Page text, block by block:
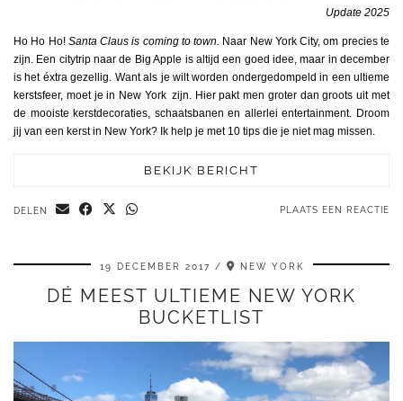
Update 2025
Ho Ho Ho! Santa Claus is coming to town. Naar New York City, om precies te
zijn. Een citytrip naar de Big Apple is altijd een goed idee, maar in december
is het éxtra gezellig. Want als je wilt worden ondergedompeld in een ultieme
kerstsfeer, moet je in New York zijn. Hier pakt men groter dan groots uit met
de mooiste kerstdecoraties, schaatsbanen en allerlei entertainment. Droom
jij van een kerst in New York? Ik help je met 10 tips die je niet mag missen.
BEKIJK BERICHT
DELEN PLAATS EEN REACTIE
19 DECEMBER 2017 NEW YORK
DÉ MEEST ULTIEME NEW YORK
BUCKETLIST